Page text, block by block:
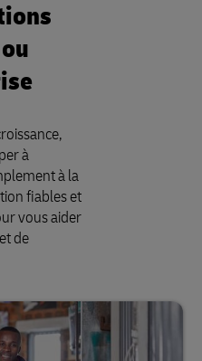
à
à la
fiables et
vous aider
de